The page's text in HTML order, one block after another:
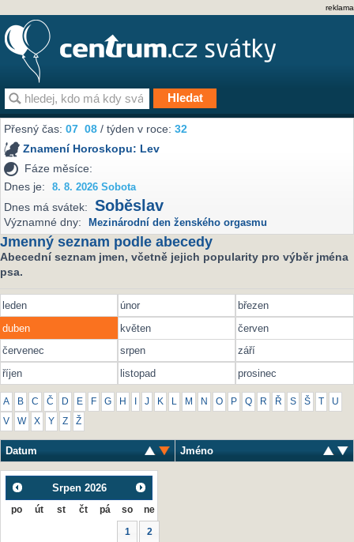
reklama
Přesný čas:07 08 / týden v roce:32
Znamení Horoskopu: Lev
Fáze měsíce:
Dnes je:
8. 8. 2026 Sobota
Dnes má svátek: Soběslav
Významné dny: Mezinárodní den ženského orgasmu
Jmenný seznam podle abecedy
Abecední seznam jmen, včetně jejich popularity pro výběr jména
psa.
leden únor
březen
duben
květen
červen
červenec
srpen
září
říjen
listopad prosinec
A B C Č D E F G H J K L M N O P Q R Ř S Š U
V W X Y Z Ž
Datum Jméno
Srpen 2026
po út st čt pá so ne
1 2